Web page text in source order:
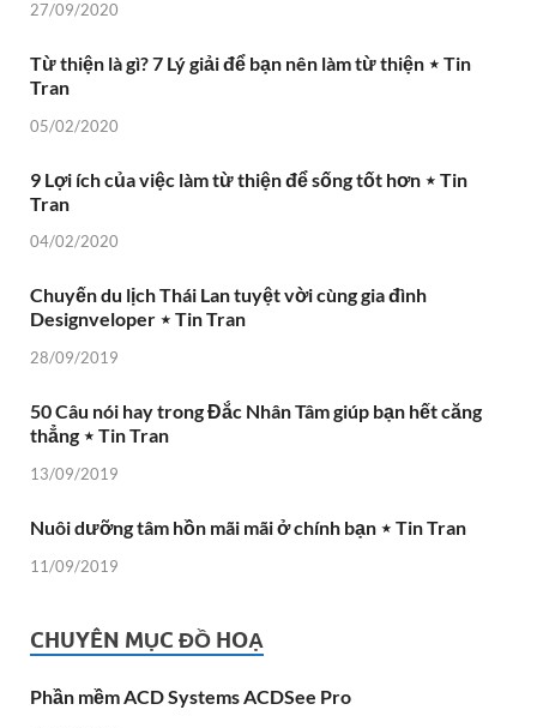
27/09/2020
Từ thiện là gì? 7 Lý giải để bạn nên làm từ thiện ⋆ Tin
Tran
05/02/2020
9 Lợi ích của việc làm từ thiện để sống tốt hơn ⋆ Tin
Tran
04/02/2020
Chuyến du lịch Thái Lan tuyệt vời cùng gia đình
Designveloper ⋆ Tin Tran
28/09/2019
50 Câu nói hay trong Đắc Nhân Tâm giúp bạn hết căng
thẳng ⋆ Tin Tran
13/09/2019
Nuôi dưỡng tâm hồn mãi mãi ở chính bạn ⋆ Tin Tran
11/09/2019
CHUYÊN MỤC ĐỒ HOẠ
Phần mềm ACD Systems ACDSee Pro